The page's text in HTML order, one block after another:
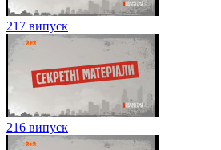
217 випуск
216 випуск